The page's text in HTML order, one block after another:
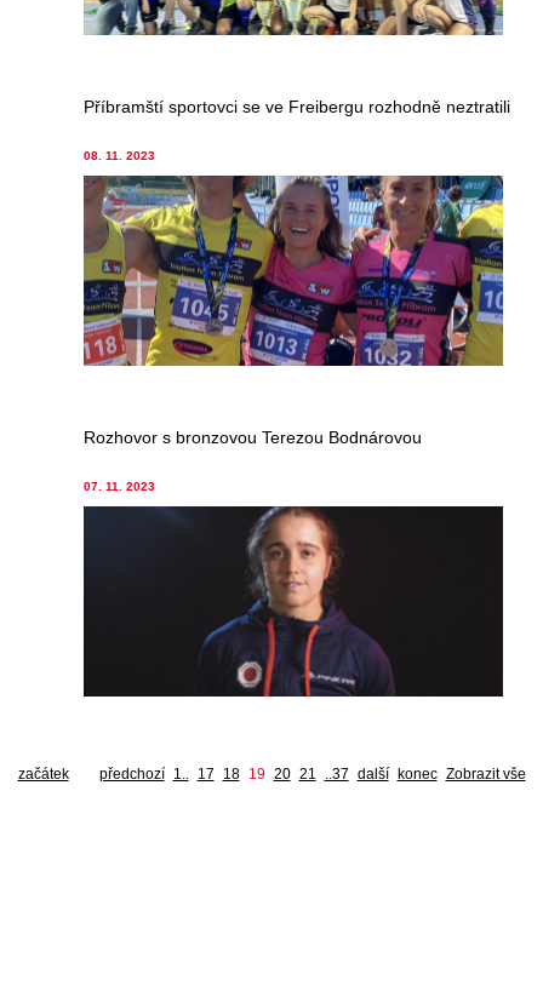
Příbramští sportovci se ve Freibergu rozhodně neztratili
08. 11. 2023
Rozhovor s bronzovou Terezou Bodnárovou
07. 11. 2023
začátek předchozí 1.. 17 18 19 20 21 ..37 další konec Zobrazit vše